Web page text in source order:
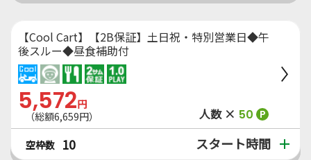
【Cool Cart】【2B保証】土日祝・特別営業日◆午
後スルー◆昼食補助付
5,572円
（総額6,659円）
人数 × 50 P
空枠数 10 スタート時間